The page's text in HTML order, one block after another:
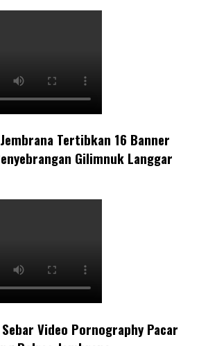
Tertibkan 16 Banner
Gilimnuk Langgar
Video Pornography Pacar